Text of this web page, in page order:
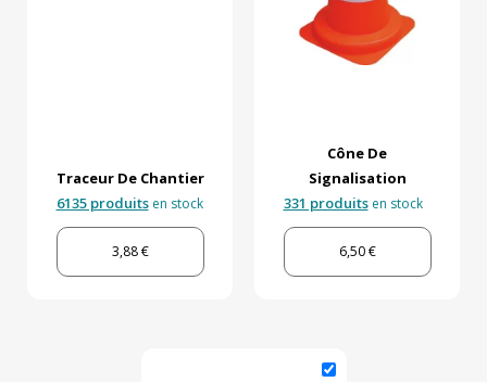
Traceur De Chantier
6135 produitsen stock
3,88 €
Cône De
Signalisation
331 produitsen stock
6,50 €